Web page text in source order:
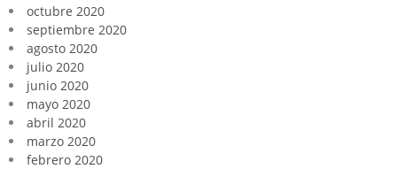
octubre 2020
septiembre 2020
agosto 2020
julio 2020
junio 2020
mayo 2020
abril 2020
marzo 2020
febrero 2020